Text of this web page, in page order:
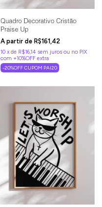
Quadro Decorativo Cristão
Praise Up
R$161,42
10 x de R$16,14 sem juros
-20%OFF CUPOM PAI20